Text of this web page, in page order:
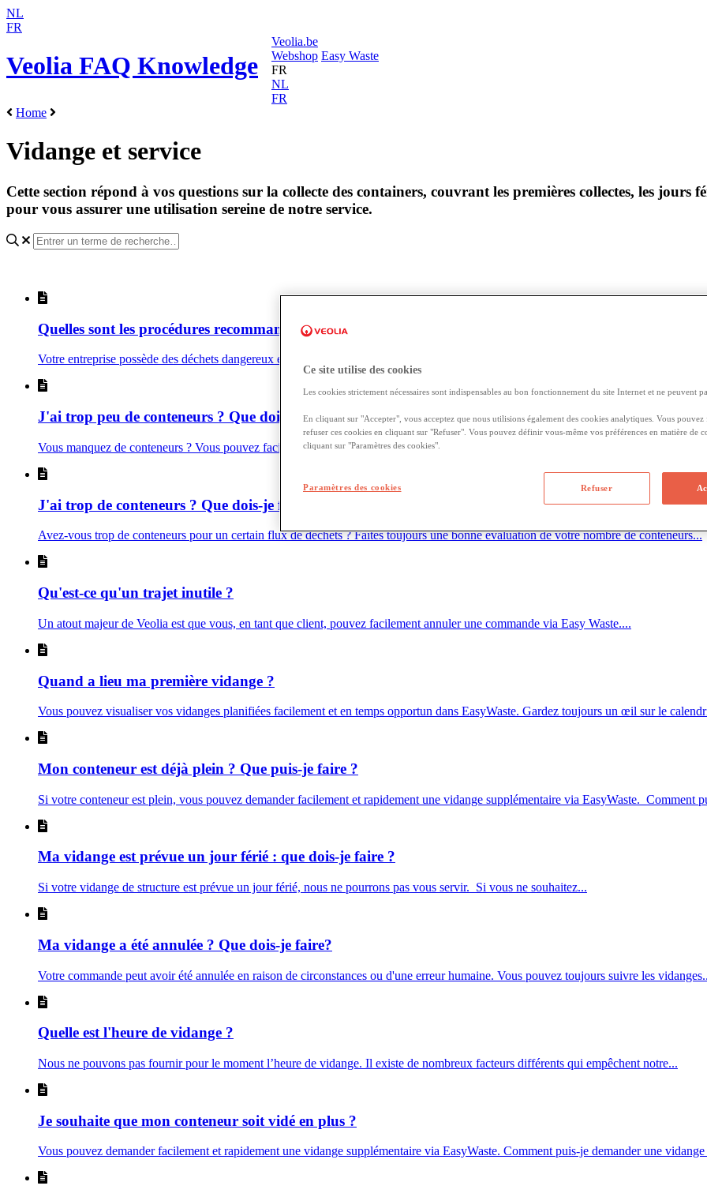
NL
FR
Veolia FAQ Knowledge
Veolia.be
Webshop Easy Waste
FR
NL
FR
Home
Vidange et service
Cette section répond à vos questions sur la collecte des containers, couvrant les premières collectes, les jours
pour vous assurer une utilisation sereine de notre service.
Quelles sont les procédures recommandées pour se débarrasser correctement des déchets dangereux ?
Votre entreprise possède des déchets dangereux et vous souhaitez faire collecter et traiter ces produits par un collecteur de déchets...
J'ai trop peu de conteneurs ? Que dois-je faire?
Vous manquez de conteneurs ? Vous pouvez facilement commander un conteneur supplémentaire. Nous disposons de différents
J'ai trop de conteneurs ? Que dois-je faire?
Avez-vous trop de conteneurs pour un certain flux de déchets ? Faites toujours une bonne évaluation de votre nombre de conteneurs...
Qu'est-ce qu'un trajet inutile ?
Un atout majeur de Veolia est que vous, en tant que client, pouvez facilement annuler une commande via Easy Waste....
Quand a lieu ma première vidange ?
Vous pouvez visualiser vos vidanges planifiées facilement et en temps opportun dans EasyWaste. Gardez toujours un œil sur le
Mon conteneur est déjà plein ? Que puis-je faire ?
Si votre conteneur est plein, vous pouvez demander facilement et rapidement une vidange supplémentaire via EasyWaste. Comment
Ma vidange est prévue un jour férié : que dois-je faire ?
Si votre vidange de structure est prévue un jour férié, nous ne pourrons pas vous servir. Si vous ne souhaitez...
Ma vidange a été annulée ? Que dois-je faire?
Votre commande peut avoir été annulée en raison de circonstances ou d'une erreur humaine. Vous pouvez toujours suivre les
Quelle est l'heure de vidange ?
Nous ne pouvons pas fournir pour le moment l’heure de vidange. Il existe de nombreux facteurs différents qui empêchent notre...
Je souhaite que mon conteneur soit vidé en plus ?
Vous pouvez demander facilement et rapidement une vidange supplémentaire via EasyWaste. Comment puis-je demander une
Ce site utilise des cookies
Les cookies strictement nécessaires sont indispensables au bon fonctionnement du site Internet et ne peuvent
En cliquant sur "Accepter", vous acceptez que nous utilisions également des cookies analytiques. Vous pouvez
refuser ces cookies en cliquant sur "Refuser". Vous pouvez définir vous-même vos préférences en matière de
cliquant sur "Paramètres des cookies".
Paramètres des cookies Refuser